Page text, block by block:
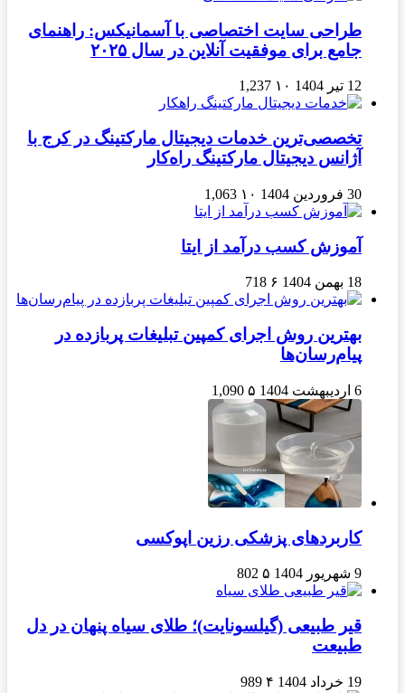
طراحی سایت اختصاصی با آسمانیکس: راهنمای
جامع برای موفقیت آنلاین در سال ۲۰۲۵
12 تیر 1404 ۱۰ 1,237
تخصصی‌ترین خدمات دیجیتال مارکتینگ در کرج با
آژانس دیجیتال مارکتینگ راه‌کار
30 فروردین 1404 ۱۰ 1,063
آموزش کسب درآمد از ایتا
18 بهمن 1404 ۶ 718
بهترین روش اجرای کمپین تبلیغات پربازده در
پیام‌رسان‌ها
6 اردیبهشت 1404 ۵ 1,090
کاربردهای پزشکی رزین اپوکسی
9 شهریور 1404 ۵ 802
قیر طبیعی (گیلسونایت)؛ طلای سیاه پنهان در دل
طبیعت
19 خرداد 1404 ۴ 989